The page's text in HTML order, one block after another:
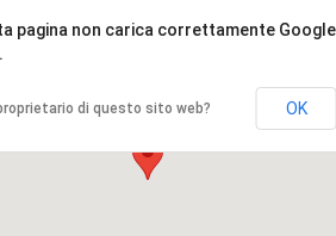
pagina non carica correttamente Google
di questo sito web? OK